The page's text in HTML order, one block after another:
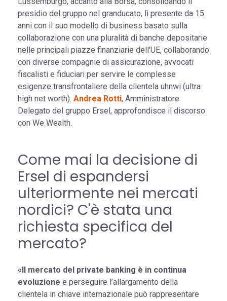
presidio del gruppo nel granducato, lì presente da 15
anni con il suo modello di business basato sulla
collaborazione con una pluralità di banche depositarie
nelle principali piazze finanziarie dell'UE, collaborando
con diverse compagnie di assicurazione, avvocati
fiscalisti e fiduciari per servire le complesse
esigenze transfrontaliere della clientela uhnwi (ultra
high net worth). Andrea Rotti, Amministratore
Delegato del gruppo Ersel, approfondisce il discorso
con We Wealth.
Come mai la decisione di
Ersel di espandersi
ulteriormente nei mercati
nordici? C'è stata una
richiesta specifica del
mercato?
«Il mercato del private banking è in continua
evoluzione e perseguire l’allargamento della
clientela in chiave internazionale può rappresentare